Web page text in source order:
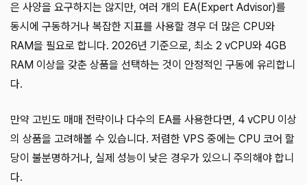
은 사양을 요구하지는 않지만, 여러 개의 EA(Expert Advisor)를
동시에 구동하거나 복잡한 지표를 사용할 경우 더 많은 CPU와
RAM을 필요로 합니다. 2026년 기준으로, 최소 2 vCPU와 4GB
RAM 이상을 갖춘 상품을 선택하는 것이 안정적인 구동에 유리합니
다.
만약 고빈도 매매 전략이나 다수의 EA를 사용한다면, 4 vCPU 이상
의 상품을 고려해볼 수 있습니다. 저렴한 VPS 중에는 CPU 코어 할
당이 불분명하거나, 실제 성능이 낮은 경우가 있으니 주의해야 합니
다.